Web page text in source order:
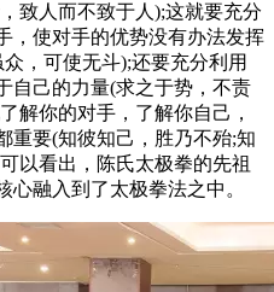
致人而不致于人);这就要充分
，使对手的优势没有办法发挥
，可使无斗);还要充分利用
自己的力量(求之于势，不责
解你的对手，了解你自己，
重要(知彼知己，胜乃不殆;知
以看出，陈氏太极拳的先祖
融入到了太极拳法之中。